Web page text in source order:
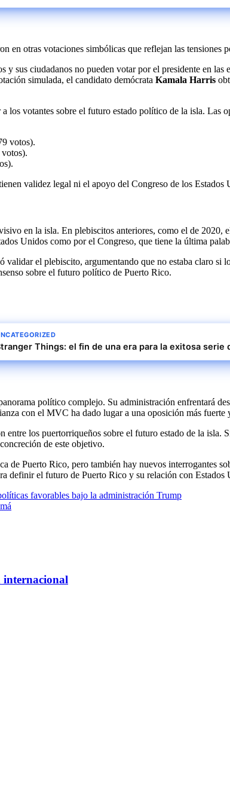
en otras votaciones simbólicas que reflejan las tensiones
sus ciudadanos no pueden votar por el presidente en las
simulada, el candidato demócrata Kamala Harris
a los votantes sobre el futuro estado político de la isla. Las
votos).
validez legal ni el apoyo del Congreso de los Estados
en la isla. En plebiscitos anteriores, como el de
Unidos como por el Congreso, que tiene la última
validar el plebiscito, argumentando que no estaba claro si
sobre el futuro político de Puerto Rico.
Things: el fin de una era para la exitosa serie
político complejo. Su administración enfrentará
con el MVC ha dado lugar a una oposición más
los puertorriqueños sobre el futuro estado de la
de este objetivo.
Puerto Rico, pero también hay nuevos interrogantes
definir el futuro de Puerto Rico y su relación con Estados
favorables bajo la administración Trump
internacional